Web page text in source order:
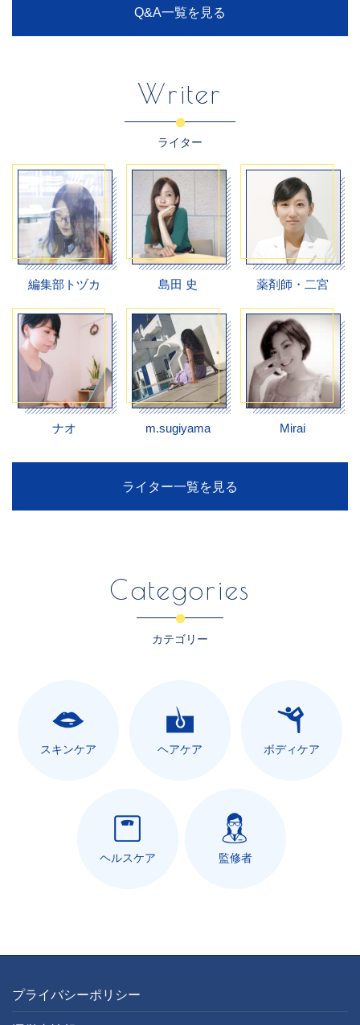
Q&A一覧を見る
Writer
ライター
編集部トヅカ 島田 史 薬剤師・二宮
ナオ m.sugiyama Mirai
ライター一覧を見る
Categories
カテゴリー
スキンケア ヘアケア ボディケア
ヘルスケア 監修者
プライバシーポリシー